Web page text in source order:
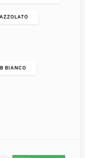
B BIANCO